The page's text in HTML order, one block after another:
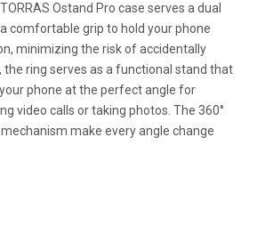
Ostand Pro case serves a dual
comfortable grip to hold your phone
minimizing the risk of accidentally
the ring serves as a functional stand that
phone at the perfect angle for
video calls or taking photos. The 360°
make every angle change